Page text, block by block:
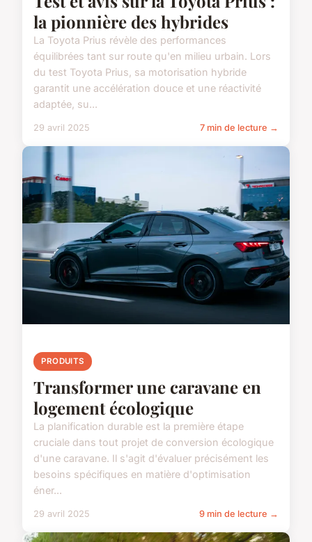
la pionnière des hybrides
La Toyota Prius révèle des performances
équilibrées tant sur route qu'en milieu urbain. Lors
du test Toyota Prius, sa motorisation hybride
garantit une accélération douce et une réactivité
adaptée, su...
29 avril 2025 7 min de lecture →
PRODUITS
Transformer une caravane en
logement écologique
La planification durable est la première étape
cruciale dans tout projet de conversion écologique
d'une caravane. Il s'agit d'évaluer précisément les
besoins spécifiques en matière d'optimisation
éner...
29 avril 2025 9 min de lecture →